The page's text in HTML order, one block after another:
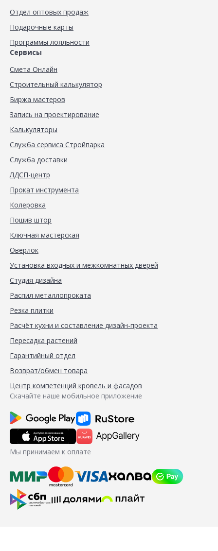
Отдел оптовых продаж
Подарочные карты
Программы лояльности
Сервисы
Смета Онлайн
Строительный калькулятор
Биржа мастеров
Запись на проектирование
Калькуляторы
Служба сервиса Стройпарка
Служба доставки
ЛДСП-центр
Прокат инструмента
Колеровка
Пошив штор
Ключная мастерская
Оверлок
Установка входных и межкомнатных дверей
Студия дизайна
Распил металлопроката
Резка плитки
Расчёт кухни и составление дизайн-проекта
Пересадка растений
Гарантийный отдел
Возврат/обмен товара
Центр компетенций кровель и фасадов
Скачайте наше мобильное приложение
Мы принимаем к оплате